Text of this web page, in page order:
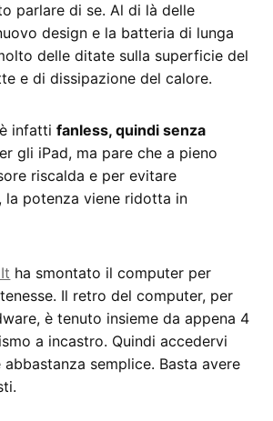
parlare di se. Al di là delle
design e la batteria di lunga
delle ditate sulla superficie del
e di dissipazione del calore.
è infattifanless, quindi senza
gli iPad, ma pare che a pieno
riscalda e per evitare
la potenza viene ridotta in
ha smontato il computer per
Il retro del computer, per
è tenuto insieme da appena 4
a incastro. Quindi accedervi
semplice. Basta avere